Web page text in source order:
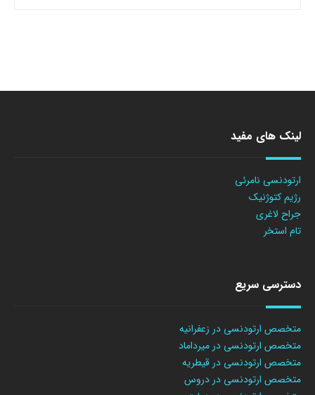
لینک های مفید
ارتودنسی نامرئی
رژیم کتوژنیک
جراح لاغری
تام استخر
دسترسی سریع
متخصص ارتودنسی در زعفرانیه
متخصص ارتودنسی در میرداماد
متخصص ارتودنسی در قیطریه
متخصص ارتودنسی در دروس